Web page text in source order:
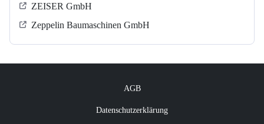
ZEISER GmbH
Zeppelin Baumaschinen GmbH
AGB
Datenschutzerklärung